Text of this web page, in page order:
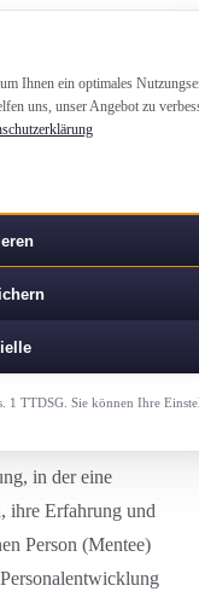
Ihnen ein optimales
uns, unser Angebot zu
1 TTDSG. Sie können Ihre
Person
Person
in der eine
ihre Erfahrung und
Person (Mentee)